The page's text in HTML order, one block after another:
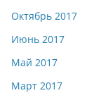
Октябрь 2017
Июнь 2017
Май 2017
Март 2017